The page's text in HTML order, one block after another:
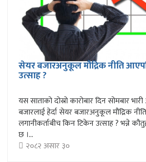
सेयर बजारअनुकूल मौद्रिक नीति
उत्साह ?
यस साताको दोस्रो कारोबार दिन सोमबार
बजारलाई हेर्दा सेयर बजारअनुकूल मौद्रिक
लगानीकर्ताबीच किन टिकेन उत्साह ? भन्ने
छ ।...
२०८२ असार ३०